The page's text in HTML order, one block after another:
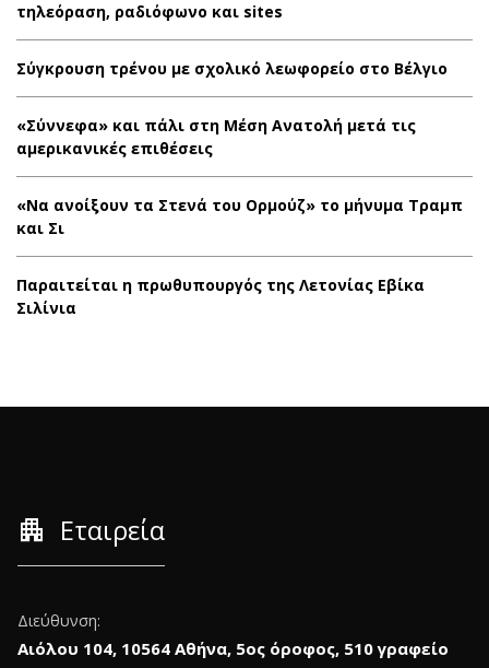
τηλεόραση, ραδιόφωνο και sites
Σύγκρουση τρένου με σχολικό λεωφορείο στο Βέλγιο
«Σύννεφα» και πάλι στη Μέση Ανατολή μετά τις
αμερικανικές επιθέσεις
«Να ανοίξουν τα Στενά του Ορμούζ» το μήνυμα Τραμπ
και Σι
Παραιτείται η πρωθυπουργός της Λετονίας Εβίκα
Σιλίνια
apartment Εταιρεία
Διεύθυνση:
Αιόλου 104, 10564 Αθήνα, 5ος όροφος, 510 γραφείο